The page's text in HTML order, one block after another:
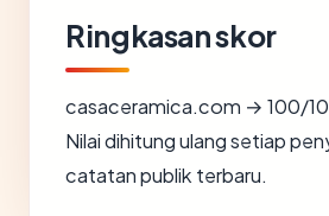
Ringkasan skor
casaceramica.com → 100/
Nilai dihitung ulang setiap
catatan publik terbaru.